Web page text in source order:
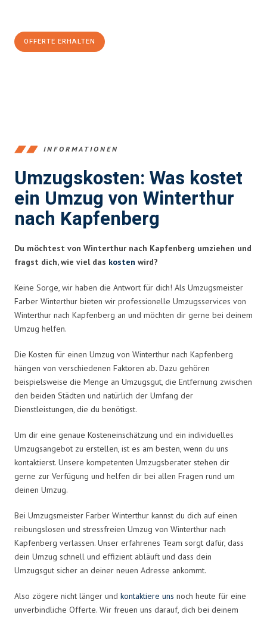
OFFERTE ERHALTEN
INFORMATIONEN
Umzugskosten: Was kostet
ein Umzug von Winterthur
nach Kapfenberg
Du möchtest von Winterthur nach Kapfenberg umziehen und
fragst dich, wie viel das kosten wird?
Keine Sorge, wir haben die Antwort für dich! Als Umzugsmeister
Farber Winterthur bieten wir professionelle Umzugsservices von
Winterthur nach Kapfenberg an und möchten dir gerne bei deinem
Umzug helfen.
Die Kosten für einen Umzug von Winterthur nach Kapfenberg
hängen von verschiedenen Faktoren ab. Dazu gehören
beispielsweise die Menge an Umzugsgut, die Entfernung zwischen
den beiden Städten und natürlich der Umfang der
Dienstleistungen, die du benötigst.
Um dir eine genaue Kosteneinschätzung und ein individuelles
Umzugsangebot zu erstellen, ist es am besten, wenn du uns
kontaktierst. Unsere kompetenten Umzugsberater stehen dir
gerne zur Verfügung und helfen dir bei allen Fragen rund um
deinen Umzug.
Bei Umzugsmeister Farber Winterthur kannst du dich auf einen
reibungslosen und stressfreien Umzug von Winterthur nach
Kapfenberg verlassen. Unser erfahrenes Team sorgt dafür, dass
dein Umzug schnell und effizient abläuft und dass dein
Umzugsgut sicher an deiner neuen Adresse ankommt.
Also zögere nicht länger und kontaktiere uns noch heute für eine
unverbindliche Offerte. Wir freuen uns darauf, dich bei deinem